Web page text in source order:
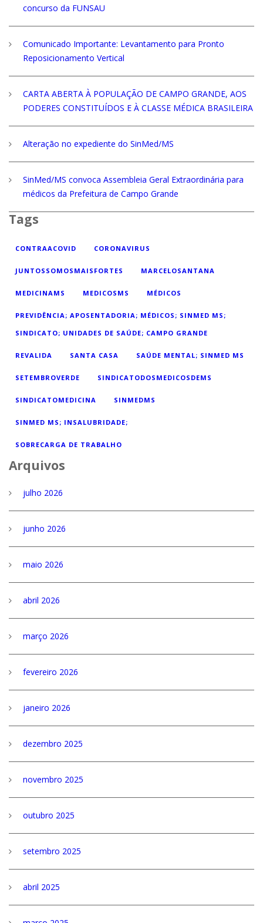
concurso da FUNSAU
Comunicado Importante: Levantamento para Pronto
Reposicionamento Vertical
CARTA ABERTA À POPULAÇÃO DE CAMPO GRANDE, AOS
PODERES CONSTITUÍDOS E À CLASSE MÉDICA BRASILEIRA
Alteração no expediente do SinMed/MS
SinMed/MS convoca Assembleia Geral Extraordinária para
médicos da Prefeitura de Campo Grande
Tags
CONTRAACOVID CORONAVIRUS
JUNTOSSOMOSMAISFORTES MARCELOSANTANA
MEDICINAMS MEDICOSMS MÉDICOS
PREVIDÊNCIA; APOSENTADORIA; MÉDICOS; SINMED MS;
SINDICATO; UNIDADES DE SAÚDE; CAMPO GRANDE
REVALIDA SANTA CASA SAÚDE MENTAL; SINMED MS
SETEMBROVERDE SINDICATODOSMEDICOSDEMS
SINDICATOMEDICINA SINMEDMS
SINMED MS; INSALUBRIDADE;
SOBRECARGA DE TRABALHO
Arquivos
julho 2026
junho 2026
maio 2026
abril 2026
março 2026
fevereiro 2026
janeiro 2026
dezembro 2025
novembro 2025
outubro 2025
setembro 2025
abril 2025